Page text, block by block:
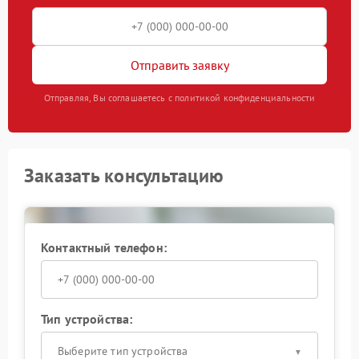
Отправить заявку
Отправляя, Вы соглашаетесь с политикой конфиденциальности
Заказать консультацию
Контактный телефон:
Тип устройства:
Выберите тип устройства